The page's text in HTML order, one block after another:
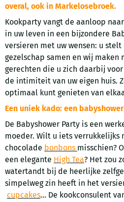
overal, ook in Markelosebroek.
Kookparty vangt de aanloop
in uw leven in een bijzondere
versieren met uw wensen: u
gezelschap samen en wij maken
gerechten die u zich daarbij
de intimiteit van uw eigen huis.
optimaal kunt genieten van
Een uniek kado: een
De Babyshower Party is een
moeder. Wilt u iets verrukkelijks
chocolade bonbons misschien?
een elegante High Tea? Het zou
watertandt bij de heerlijke
simpelweg zin heeft in het
cupcakes... De kookconsulent